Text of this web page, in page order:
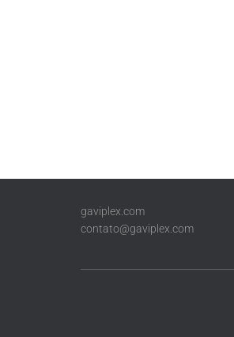
gaviplex.com
contato@gaviplex.com